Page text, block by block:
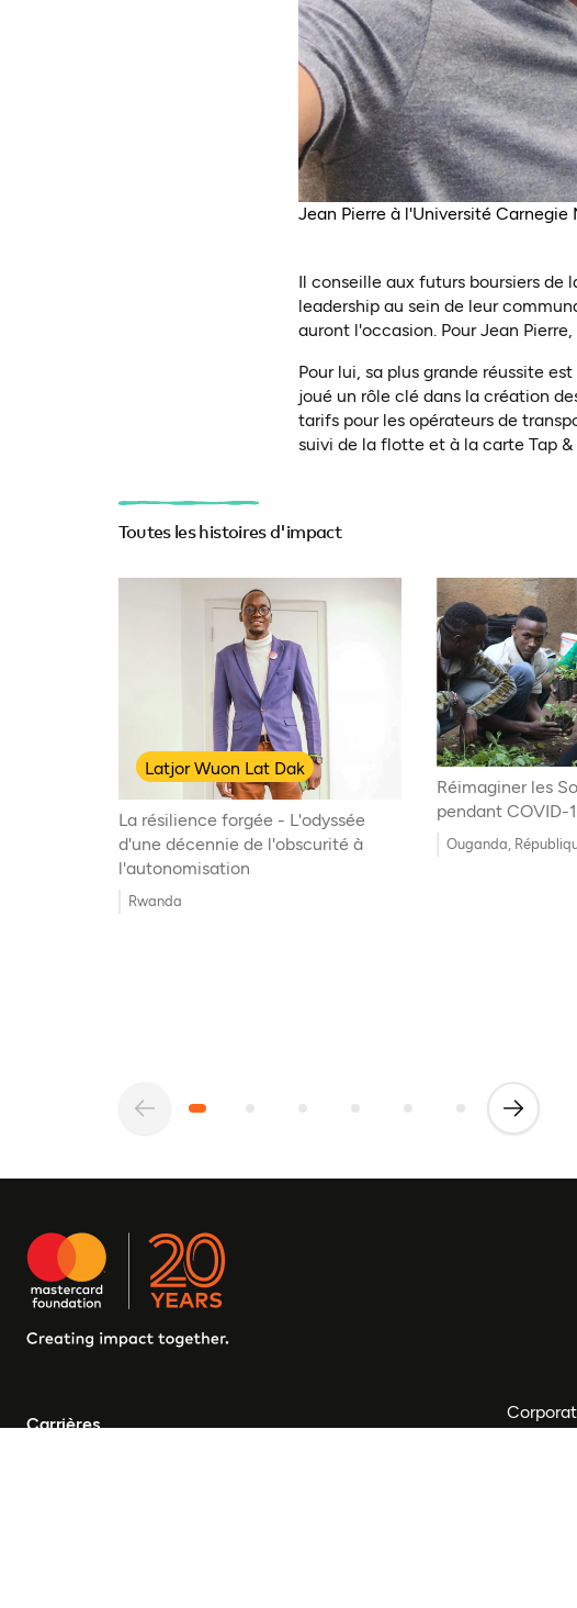
Jean Pierre à l'Université Carnegie
Il conseille aux futurs boursiers
leadership au sein de leur
auront l'occasion. Pour Jean
Pour lui, sa plus grande réussite
joué un rôle clé dans la création
tarifs pour les opérateurs de
suivi de la flotte et à la carte Tap
Toutes les histoires d'impact
Latjor Wuon Lat Dak
La résilience forgée - L'odyssée
d'une décennie de l'obscurité à
l'autonomisation
Rwanda
Réimaginer les
pendant COVID-
Ouganda,
Carrières